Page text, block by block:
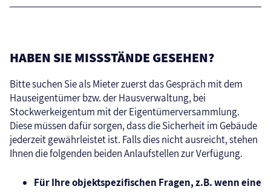
HABEN SIE MISSSTÄNDE GESEHEN?
Bitte suchen Sie als Mieter zuerst das Gespräch mit dem
Hauseigentümer bzw. der Hausverwaltung, bei
Stockwerkeigentum mit der Eigentümerversammlung.
Diese müssen dafür sorgen, dass die Sicherheit im Gebäude
jederzeit gewährleistet ist. Falls dies nicht ausreicht, stehen
Ihnen die folgenden beiden Anlaufstellen zur Verfügung.
Für Ihre objektspezifischen Fragen, z.B. wenn eine